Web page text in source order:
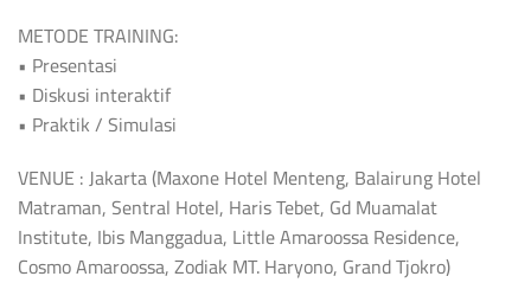
METODE TRAINING:
• Presentasi
• Diskusi interaktif
• Praktik / Simulasi
VENUE : Jakarta (Maxone Hotel Menteng, Balairung Hotel
Matraman, Sentral Hotel, Haris Tebet, Gd Muamalat
Institute, Ibis Manggadua, Little Amaroossa Residence,
Cosmo Amaroossa, Zodiak MT. Haryono, Grand Tjokro)